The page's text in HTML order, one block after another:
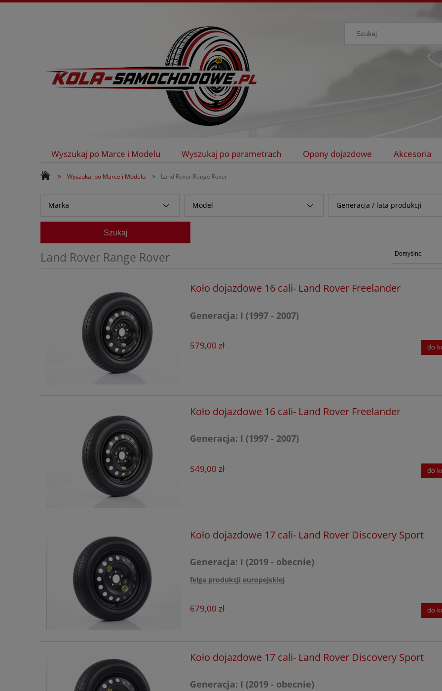
Wyszukaj po Marce i Modelu Wyszukaj po parametrach Opony dojazdowe Akcesoria
Kontakt
» Wyszukaj po Marce i Modelu » Land Rover Range Rover
Marka
Alfa Romeo
Audi
Baic
Chevrolet
Hyundai
Model Generacja / lata produkcji
Szukaj
Land Rover Range Rover
Koło dojazdowe 16 cali- Land Rover Freelander
Generacja: I (1997 - 2007)
579,00 zł do
Koło dojazdowe 16 cali- Land Rover Freelander
Generacja: I (1997 - 2007)
549,00 zł do
Koło dojazdowe 17 cali- Land Rover Discovery Sport
Generacja: I (2019 - obecnie)
felga produkcji europejskiej
679,00 zł do
Koło dojazdowe 17 cali- Land Rover Discovery Sport
Generacja: I (2019 - obecnie)